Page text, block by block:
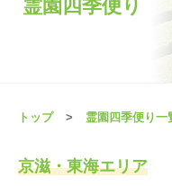
霊園四季便り
トップ 霊園四季便り一
京滋・東海エリア